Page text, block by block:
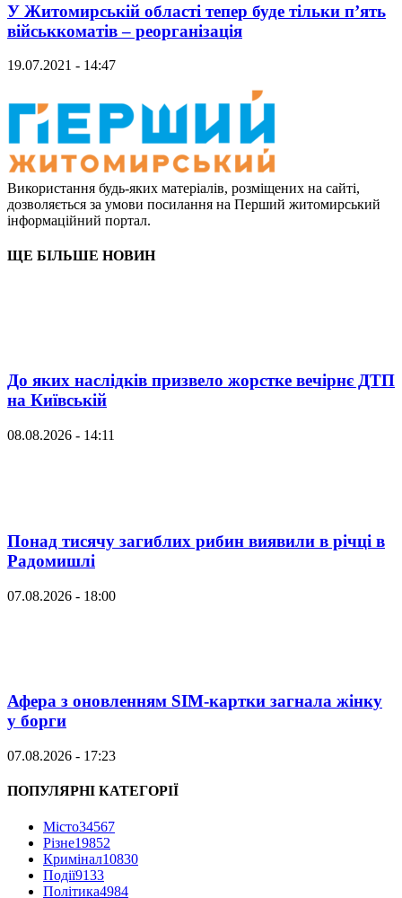
У Житомирській області тепер буде тільки п’ять
військкоматів – реорганізація
19.07.2021 - 14:47
Використання будь-яких матеріалів, розміщених на сайті,
дозволяється за умови посилання на Перший житомирський
інформаційний портал.
ЩЕ БІЛЬШЕ НОВИН
До яких наслідків призвело жорстке вечірнє ДТП
на Київській
08.08.2026 - 14:11
Понад тисячу загиблих рибин виявили в річці в
Радомишлі
07.08.2026 - 18:00
Афера з оновленням SIM-картки загнала жінку
у борги
07.08.2026 - 17:23
ПОПУЛЯРНІ КАТЕГОРІЇ
Місто34567
Різне19852
Кримінал10830
Події9133
Політика4984